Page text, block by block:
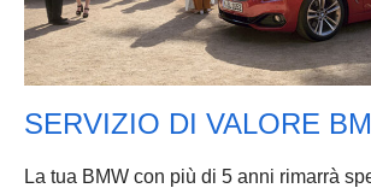
SERVIZIO DI VALORE
La tua BMW con più di 5 anni rimarrà